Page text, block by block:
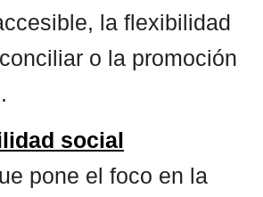
la flexibilidad
o la promoción
social
pone el foco en la